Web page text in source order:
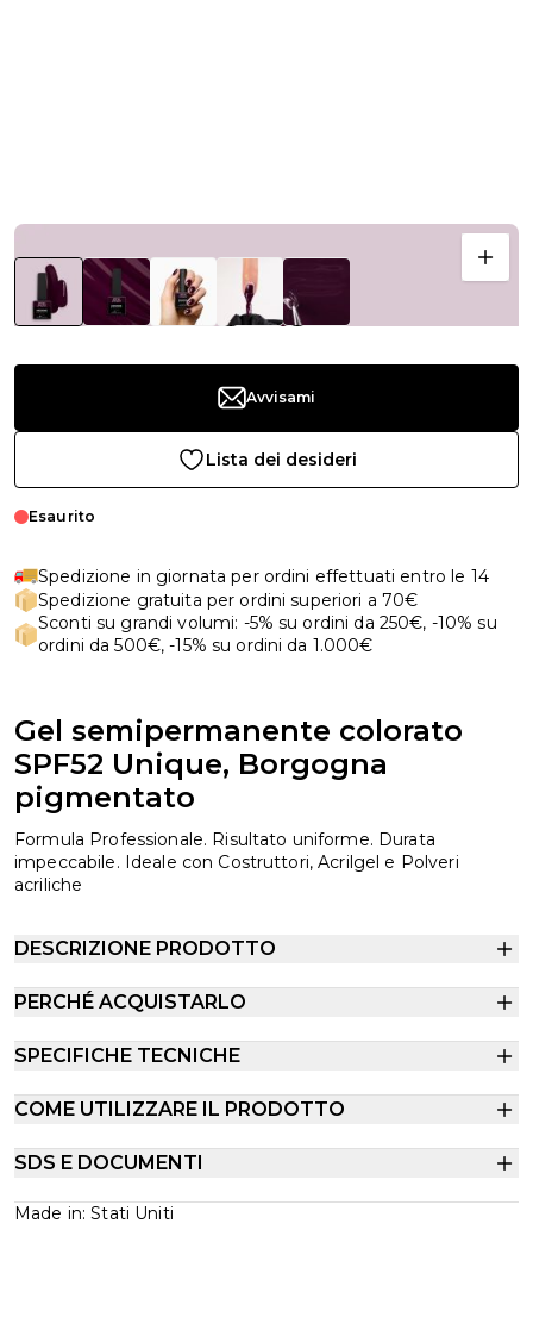
Avvisami
Lista dei desideri
Esaurito
Spedizione in giornata per ordini effettuati entro le 14
Spedizione gratuita per ordini superiori a 70€
Sconti su grandi volumi: -5% su ordini da 250€, -10% su
ordini da 500€, -15% su ordini da 1.000€
Gel semipermanente colorato
SPF52 Unique, Borgogna
pigmentato
Formula Professionale. Risultato uniforme. Durata
impeccabile. Ideale con Costruttori, Acrilgel e Polveri
acriliche
DESCRIZIONE PRODOTTO
PERCHÉ ACQUISTARLO
SPECIFICHE TECNICHE
COME UTILIZZARE IL PRODOTTO
SDS E DOCUMENTI
Made in: Stati Uniti